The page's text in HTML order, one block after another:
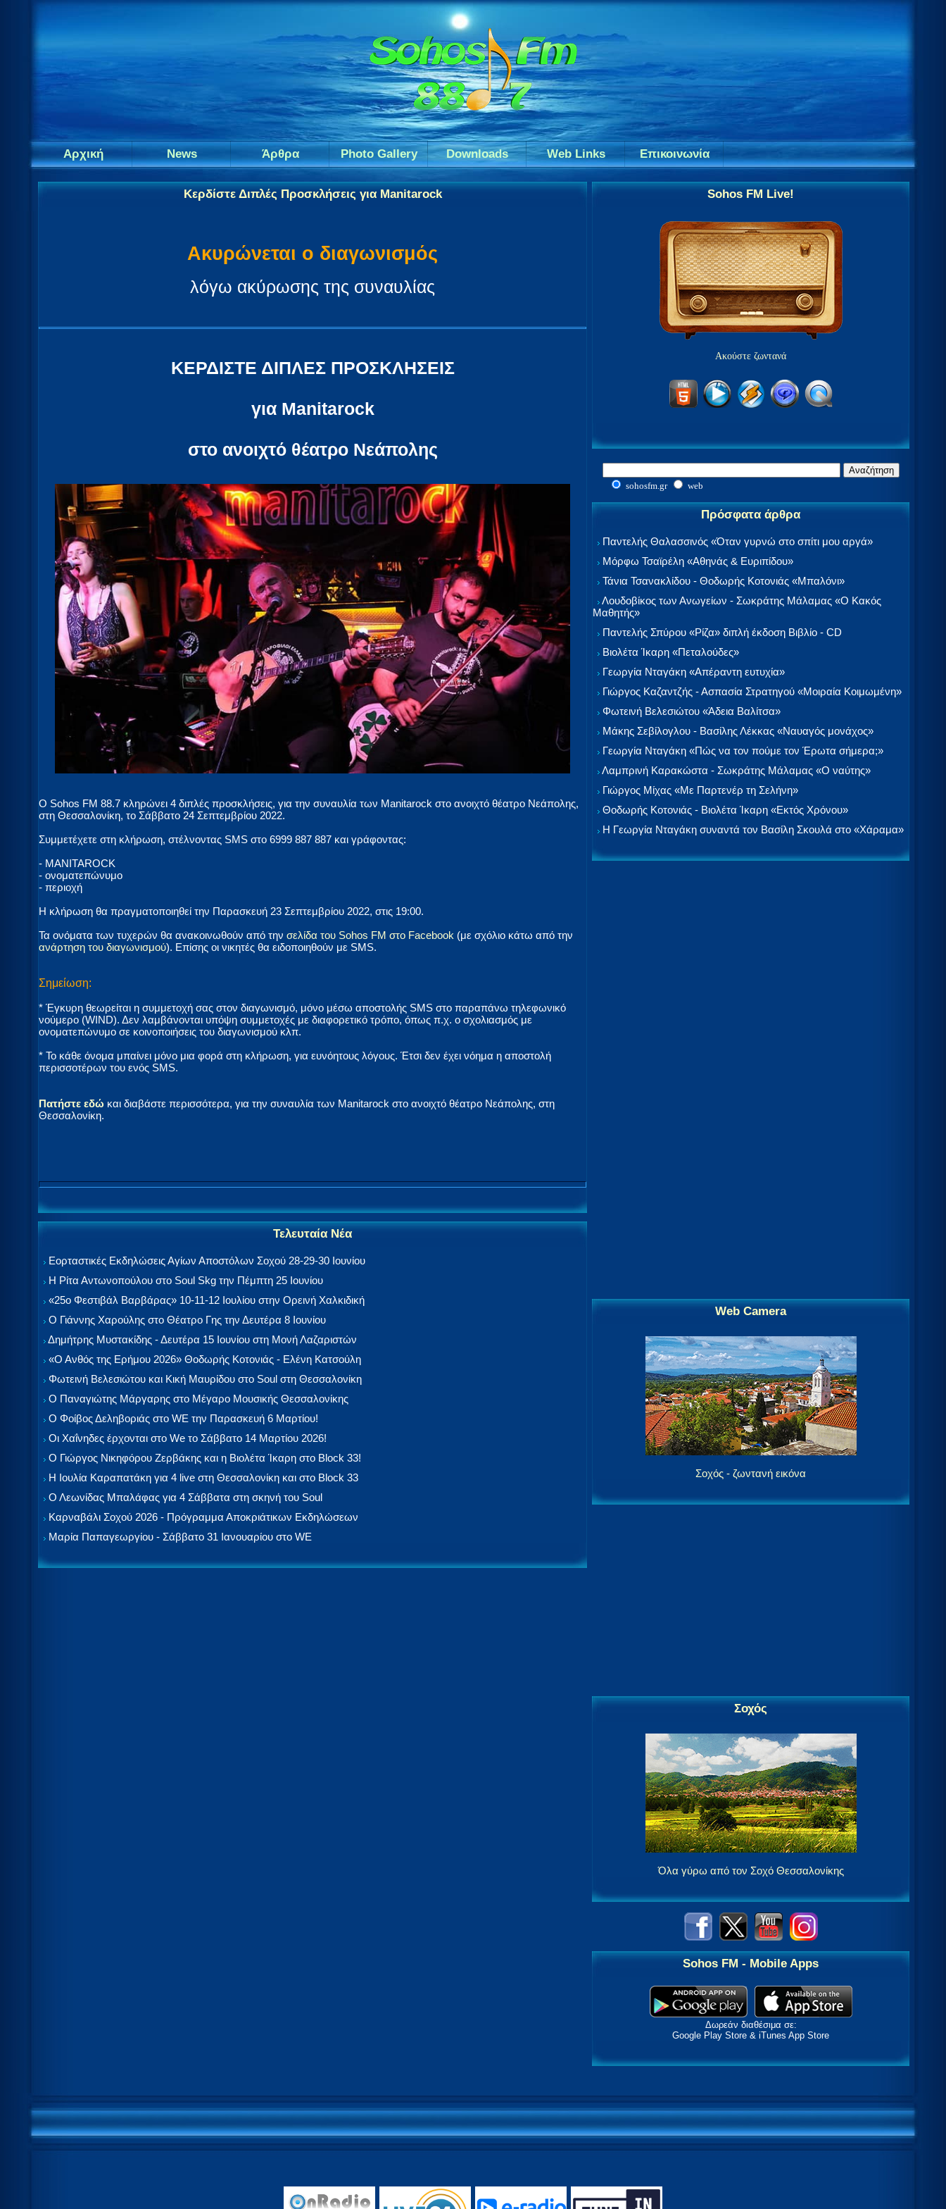
Αρχική News Άρθρα Photo Gallery Downloads Web Links Επικοινωνία
Κερδίστε Διπλές Προσκλήσεις για Manitarock
Ακυρώνεται ο διαγωνισμός
λόγω ακύρωσης της συναυλίας
ΚΕΡΔΙΣΤΕ ΔΙΠΛΕΣ ΠΡΟΣΚΛΗΣΕΙΣ
για Manitarock
στο ανοιχτό θέατρο Νεάπολης
Ο Sohos FM 88.7 κληρώνει 4 διπλές προσκλήσεις, για την συναυλία των Manitarock στο ανοιχτό θέατρο Νεάπολης,
στη Θεσσαλονίκη, το Σάββατο 24 Σεπτεμβρίου 2022.
Συμμετέχετε στη κλήρωση, στέλνοντας SMS στο 6999 887 887 και γράφοντας:
- MANITAROCK
- ονοματεπώνυμο
- περιοχή
Η κλήρωση θα πραγματοποιηθεί την Παρασκευή 23 Σεπτεμβρίου 2022, στις 19:00.
Τα ονόματα των τυχερών θα ανακοινωθούν από την σελίδα του Sohos FM στο Facebook (με σχόλιο κάτω από την
ανάρτηση του διαγωνισμού). Επίσης οι νικητές θα ειδοποιηθούν με SMS.
Σημείωση:
* Έγκυρη θεωρείται η συμμετοχή σας στον διαγωνισμό, μόνο μέσω αποστολής SMS στο παραπάνω τηλεφωνικό
νούμερο (WIND). Δεν λαμβάνονται υπόψη συμμετοχές με διαφορετικό τρόπο, όπως π.χ. ο σχολιασμός με
ονοματεπώνυμο σε κοινοποιήσεις του διαγωνισμού κλπ.
* Το κάθε όνομα μπαίνει μόνο μια φορά στη κλήρωση, για ευνόητους λόγους. Έτσι δεν έχει νόημα η αποστολή
περισσοτέρων του ενός SMS.
Πατήστε εδώ και διαβάστε περισσότερα, για την συναυλία των Manitarock στο ανοιχτό θέατρο Νεάπολης, στη
Θεσσαλονίκη.
Τελευταία Νέα
Εορταστικές Εκδηλώσεις Αγίων Αποστόλων Σοχού 28-29-30 Ιουνίου
Η Ρίτα Αντωνοπούλου στο Soul Skg την Πέμπτη 25 Ιουνίου
«25ο Φεστιβάλ Βαρβάρας» 10-11-12 Ιουλίου στην Ορεινή Χαλκιδική
Ο Γιάννης Χαρούλης στο Θέατρο Γης την Δευτέρα 8 Ιουνίου
Δημήτρης Μυστακίδης - Δευτέρα 15 Ιουνίου στη Μονή Λαζαριστών
«Ο Ανθός της Ερήμου 2026» Θοδωρής Κοτονιάς - Ελένη Κατσούλη
Φωτεινή Βελεσιώτου και Κική Μαυρίδου στο Soul στη Θεσσαλονίκη
Ο Παναγιώτης Μάργαρης στο Μέγαρο Μουσικής Θεσσαλονίκης
Ο Φοίβος Δεληβοριάς στο WE την Παρασκευή 6 Μαρτίου!
Οι Χαΐνηδες έρχονται στο We το Σάββατο 14 Μαρτίου 2026!
Ο Γιώργος Νικηφόρου Ζερβάκης και η Βιολέτα Ίκαρη στο Block 33!
Η Ιουλία Καραπατάκη για 4 live στη Θεσσαλονίκη και στο Block 33
Ο Λεωνίδας Μπαλάφας για 4 Σάββατα στη σκηνή του Soul
Καρναβάλι Σοχού 2026 - Πρόγραμμα Αποκριάτικων Εκδηλώσεων
Μαρία Παπαγεωργίου - Σάββατο 31 Ιανουαρίου στο WE
Sohos FM Live!
Ακούστε ζωντανά
sohosfm.gr web
Πρόσφατα άρθρα
Παντελής Θαλασσινός «Όταν γυρνώ στο σπίτι μου αργά»
Μόρφω Τσαϊρέλη «Αθηνάς & Ευριπίδου»
Τάνια Τσανακλίδου - Θοδωρής Κοτονιάς «Μπαλόνι»
Λουδοβίκος των Ανωγείων - Σωκράτης Μάλαμας «Ο Κακός
Μαθητής»
Παντελής Σπύρου «Ρίζα» διπλή έκδοση Βιβλίο - CD
Βιολέτα Ίκαρη «Πεταλούδες»
Γεωργία Νταγάκη «Aπέραντη ευτυχία»
Γιώργος Καζαντζής - Ασπασία Στρατηγού «Μοιραία Κοιμωμένη»
Φωτεινή Βελεσιώτου «Άδεια Βαλίτσα»
Μάκης Σεβίλογλου - Βασίλης Λέκκας «Ναυαγός μονάχος»
Γεωργία Νταγάκη «Πώς να τον πούμε τον Έρωτα σήμερα;»
Λαμπρινή Καρακώστα - Σωκράτης Μάλαμας «Ο ναύτης»
Γιώργος Μίχας «Με Παρτενέρ τη Σελήνη»
Θοδωρής Κοτονιάς - Βιολέτα Ίκαρη «Εκτός Χρόνου»
Η Γεωργία Νταγάκη συναντά τον Βασίλη Σκουλά στο «Χάραμα»
Web Camera
Σοχός - ζωντανή εικόνα
Σοχός
Όλα γύρω από τον Σοχό Θεσσαλονίκης
Sohos FM - Mobile Apps
Δωρεάν διαθέσιμα σε:
Google Play Store & iTunes App Store